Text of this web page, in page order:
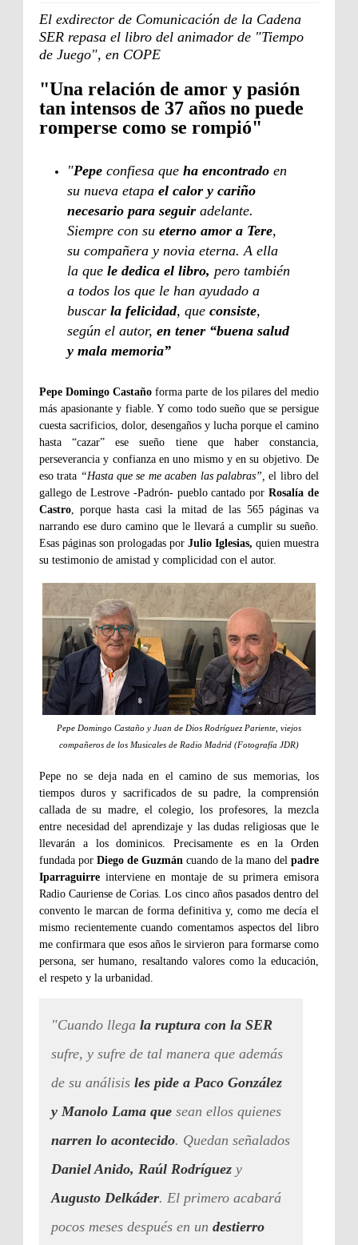
El exdirector de Comunicación de la Cadena
SER repasa el libro del animador de "Tiempo
de Juego", en COPE
"Una relación de amor y pasión
tan intensos de 37 años no puede
romperse como se rompió"
"Pepe confiesa que ha encontrado en
su nueva etapa el calor y cariño
necesario para seguir adelante.
Siempre con su eterno amor a Tere,
su compañera y novia eterna. A ella
la que le dedica el libro, pero también
a todos los que le han ayudado a
buscar la felicidad, que consiste,
según el autor, en tener “buena salud
y mala memoria”
Pepe Domingo Castaño forma parte de los pilares del medio
más apasionante y fiable. Y como todo sueño que se persigue
cuesta sacrificios, dolor, desengaños y lucha porque el camino
hasta “cazar” ese sueño tiene que haber constancia,
perseverancia y confianza en uno mismo y en su objetivo. De
eso trata “Hasta que se me acaben las palabras”, el libro del
gallego de Lestrove -Padrón- pueblo cantado porRosalía de
Castro, porque hasta casi la mitad de las 565 páginas va
narrando ese duro camino que le llevará a cumplir su sueño.
Esas páginas son prologadas por Julio Iglesias, quien muestra
su testimonio de amistad y complicidad con el autor.
Pepe Domingo Castaño y Juan de Dios Rodríguez Pariente, viejos
compañeros de los Musicales de Radio Madrid (Fotografía JDR)
Pepe no se deja nada en el camino de sus memorias, los
tiempos duros y sacrificados de su padre, la comprensión
callada de su madre, el colegio, los profesores, la mezcla
entre necesidad del aprendizaje y las dudas religiosas que le
llevarán a los dominicos. Precisamente es en la Orden
fundada por Diego de Guzmán cuando de la mano del padre
Iparraguirre interviene en montaje de su primera emisora
Radio Cauriense de Corias. Los cinco años pasados dentro del
convento le marcan de forma definitiva y, como me decía el
mismo recientemente cuando comentamos aspectos del libro
me confirmara que esos años le sirvieron para formarse como
persona, ser humano, resaltando valores como la educación,
el respeto y la urbanidad.
"Cuando llega la ruptura con la SER
sufre, y sufre de tal manera que además
de su análisis les pide a Paco González
y Manolo Lama que sean ellos quienes
narren lo acontecido. Quedan señalados
Daniel Anido, Raúl Rodríguez y
Augusto Delkáder. El primero acabará
pocos meses después en un destierro